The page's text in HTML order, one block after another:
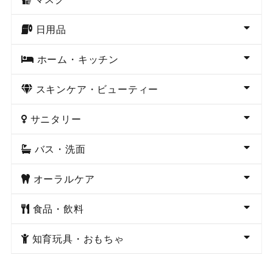
日用品
ホーム・キッチン
スキンケア・ビューティー
サニタリー
バス・洗面
オーラルケア
食品・飲料
知育玩具・おもちゃ